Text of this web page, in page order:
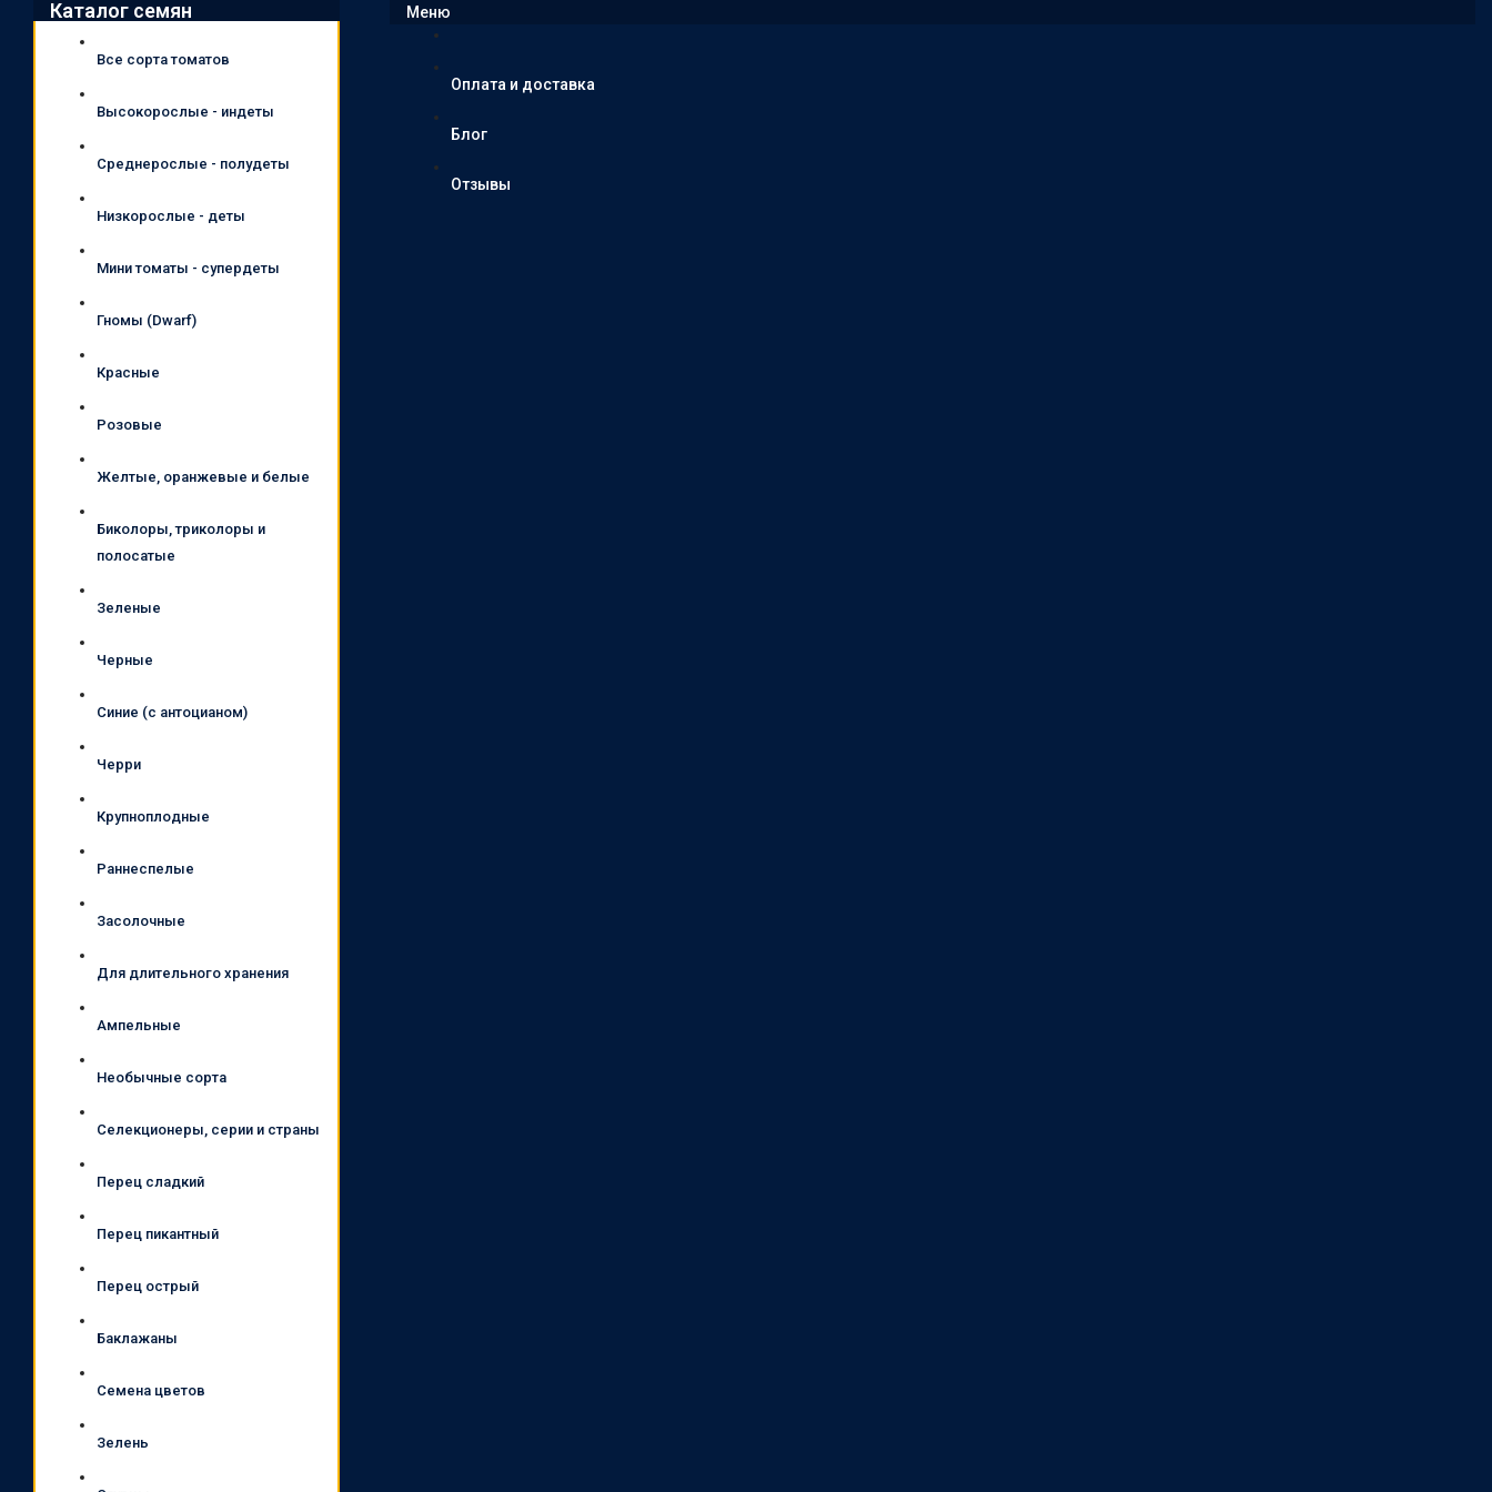
Каталог семян
Все сорта томатов
Высокорослые - индеты
Среднерослые - полудеты
Низкорослые - деты
Мини томаты - супердеты
Гномы (Dwarf)
Красные
Розовые
Желтые, оранжевые и белые
Биколоры, триколоры и
полосатые
Зеленые
Черные
Синие (с антоцианом)
Черри
Крупноплодные
Раннеспелые
Засолочные
Для длительного хранения
Ампельные
Необычные сорта
Селекционеры, серии и страны
Перец сладкий
Перец пикантный
Перец острый
Баклажаны
Семена цветов
Зелень
Меню
Оплата и доставка
Блог
Отзывы